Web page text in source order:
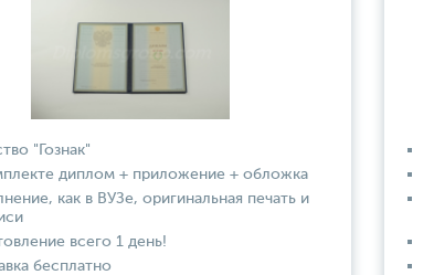
"Гознак"
диплом + приложение + обложка
как в ВУЗе, оригинальная печать и
всего 1 день!
бесплатно